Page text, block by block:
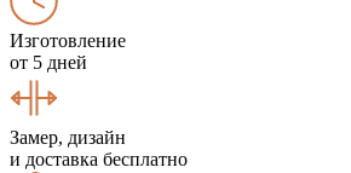
Изготовление
от 5 дней
Замер, дизайн
и доставка бесплатно